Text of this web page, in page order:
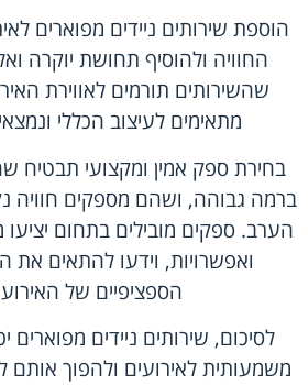
הוספת שירותים ניידים מפוארים
החוויה ולהוסיף תחושת יוקרה
שהשירותים תורמים לאווירת
מתאימים לעיצוב הכללי
בחירת ספק אמין ומקצועי תבטיח
ברמה גבוהה, ושהם מספקים חוויה
הערב. ספקים מובילים בתחום יציעו
ואפשרויות, וידעו להתאים את
הספציפיים של
לסיכום, שירותים ניידים מפוארים
משמעותית לאירועים ולהפוך